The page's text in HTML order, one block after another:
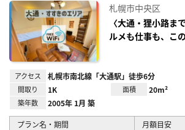
札幌市中央区
〈大通・狸小路
ルメも仕事も、こ
アクセス 札幌市南北線「大通駅」徒歩6分
間取り 1K 面積 20m²
築年数 2005年 1月 築
プラン名・期間 月額目安